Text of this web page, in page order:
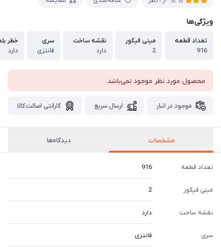
ویژگی‌ها
تعداد قطعه
916
مینی فیگور
2
نقشه ساخت
دارد
سری
فانتزی
خطر
دارد
محصول مورد نظر موجود نمی‌باشد.
موجود در انبار ارسال سریع گارانتی اصالت کالا
مشخصات دیدگاه‌ها
تعداد قطعه 916
مینی فیگور 2
نقشه ساخت دارد
سری فانتزی